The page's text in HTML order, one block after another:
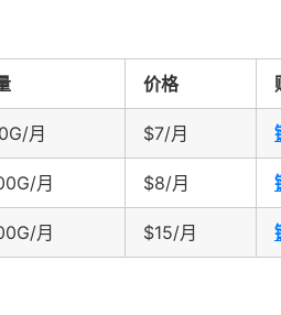
价格
月 $7/月
月 $8/月
月 $15/月